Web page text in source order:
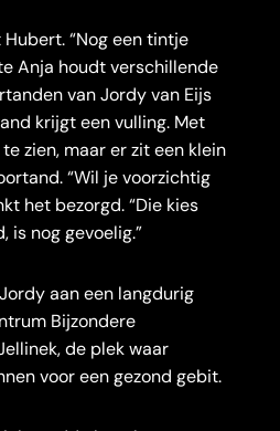
Hubert. “Nog een tintje
Anja houdt verschillende
van Jordy van Eijs
krijgt een vulling. Met
zien, maar er zit een klein
“Wil je voorzichtig
het bezorgd. “Die kies
is nog gevoelig.”
aan een langdurig
Bijzondere
de plekwaar
voor een gezond gebit.